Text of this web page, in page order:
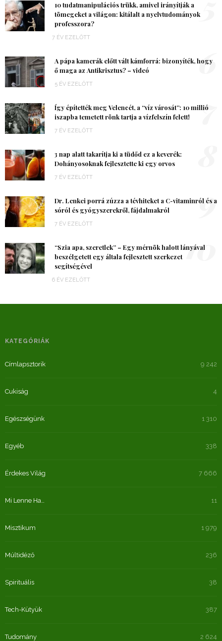
10 tudatmanipulációs trükk, amivel irányítják a
tömegeket a világon: kitálalt a nyelvtudományok
professzora?
7 ÉV EZELŐTT
A pápa kamerák előtt vált kámforrá: bizonyíték, hogy
ő maga az Antikrisztus? – videó
5 ÉV EZELŐTT
6
Így építették meg Velencét, a “víz városát”: 10 millió
iszapba temetett rönk tartja a vízfelszín felett!
7 ÉV EZELŐTT
7
3 nap alatt takarítja ki a tüdőd ez a keverék:
Dohányosoknak fejlesztette ki egy orvos
7 ÉV EZELŐTT
Dr. Lenkei porrá zúzza a tévhiteket a C-vitaminról és a
sóról és gyógyszerekről, fájdalmakról
7 ÉV EZELŐTT
9
“Szia apa, szeretlek” – Egy mérnök halott lányával
beszélgetett egy általa fejlesztett szerkezet
segítségével
6 ÉV EZELŐTT
10
KATEGÓRIÁK
Címlapsztorik 9 242
Cukiság 4
Egészségünk 1 310
Egyéb 338
Érdekes Világ 7 666
Mi Lenne Ha… 11
Misztikum 1 979
Múltidéző 236
Spirituális 38
Tech-Kütyük 387
Tudomány 2 624